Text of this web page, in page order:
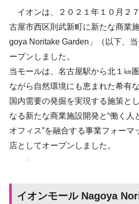
イオンは、２０２１年１０月２
古屋市西区則武新町に新たな商業
goya Noritake Garden」（以下、
ープンしました。
当モールは、名古屋駅から北１㎞
ながら自然環境にも恵まれた希有
国内需要の発掘を実現する施策と
なる新たな商業施設開発と“働く人
オフィス”を融合する事業フォーマ
店としてオープンしました。
イオンモール Nagoya